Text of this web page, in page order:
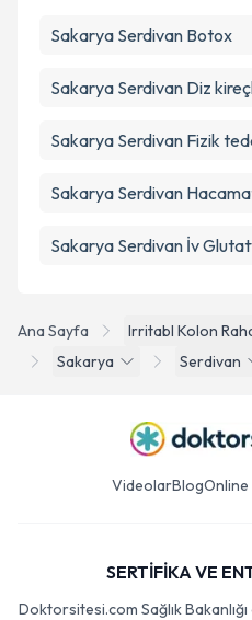
Ana Sayfa
Irritabl Kolon
Sakarya
Serdivan
Sakarya Serdivan Botox
Sakarya Serdivan Diz
Sakarya Serdivan Fizik
Sakarya Serdivan
Sakarya Serdivan İv
VideolarBlogOnline
SERTİFİKA VE
Doktorsitesi.com Sağlık